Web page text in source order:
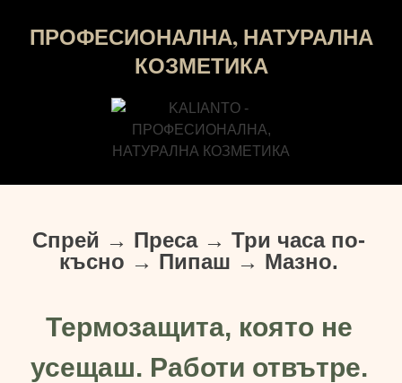
ПРОФЕСИОНАЛНА, НАТУРАЛНА
КОЗМЕТИКА
Спрей → Преса → Три часа по-
късно → Пипаш → Мазно.
Термозащита, която не
усещаш. Работи отвътре.